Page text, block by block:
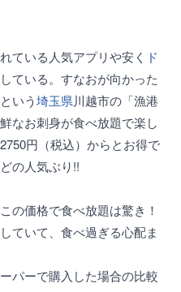
ている人気アプリや安く ド
ている。すなおが向かった
いう埼玉県川越市の「漁港
なお刺身が食べ放題で楽し
円（税込）からとお得で
の人気ぶり!!
の価格で食べ放題は驚き！
ていて、食べ過ぎる心配ま
パーで購入した場合の比較